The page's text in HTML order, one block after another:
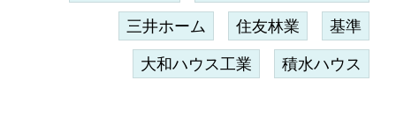
三井ホーム 住友林業 基準
大和ハウス工業 積水ハウス